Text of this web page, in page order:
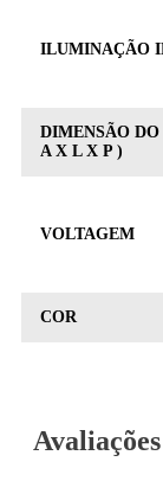
ILUMINAÇÃO
DIMENSÃO
A X L X P )
VOLTAGEM
COR
Avaliações